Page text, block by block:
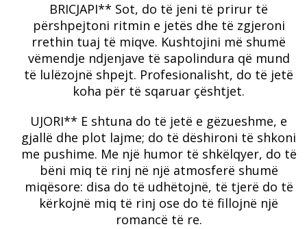
BRICJAPI** Sot, do të jeni të prirur të
përshpejtoni ritmin e jetës dhe të zgjeroni
rrethin tuaj të miqve. Kushtojini më shumë
vëmendje ndjenjave të sapolindura që mund
të lulëzojnë shpejt. Profesionalisht, do të jetë
koha për të sqaruar çështjet.
UJORI** E shtuna do të jetë e gëzueshme, e
gjallë dhe plot lajme; do të dëshironi të shkoni
me pushime. Me një humor të shkëlqyer, do të
bëni miq të rinj në një atmosferë shumë
miqësore: disa do të udhëtojnë, të tjerë do të
kërkojnë miq të rinj ose do të fillojnë një
romancë të re.